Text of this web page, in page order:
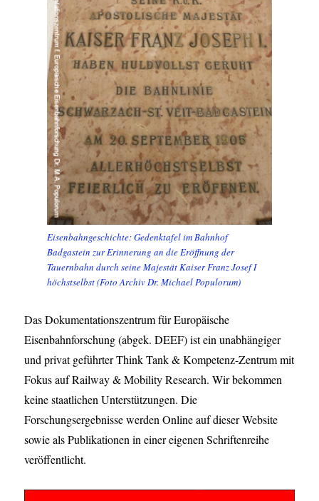
Eisenbahngeschichte: Gedenktafel im Bahnhof
Badgastein zur Erinnerung an die Eröffnung der
Tauernbahn durch seine Majestät Kaiser Franz Josef I
höchstselbst (Foto Archiv Dr. Michael Populorum)
Das Dokumentationszentrum für Europäische
Eisenbahnforschung (abgek. DEEF) ist ein unabhängiger
und privat geführter Think Tank & Kompetenz-Zentrum mit
Fokus auf Railway & Mobility Research. Wir bekommen
keine staatlichen Unterstützungen. Die
Forschungsergebnisse werden Online auf dieser Website
sowie als Publikationen in einer eigenen Schriftenreihe
veröffentlicht.